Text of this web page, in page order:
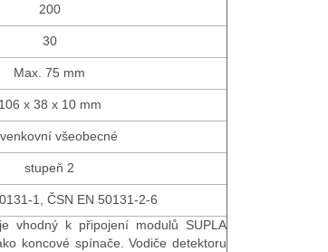
200
30
Max. 75 mm
106 x 38 x 10 mm
všeobecné
stupeň 2
1, ČSN EN 50131-2-6
vhodný k připojení modulů SUPLA
koncové spínače. Vodiče detektoru